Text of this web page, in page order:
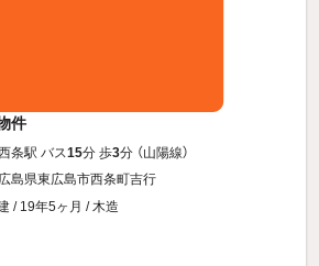
件
条駅 バス15分 歩3分 （山陽線）
広島県東広島市西条町吉行
/ 19年5ヶ月 / 木造